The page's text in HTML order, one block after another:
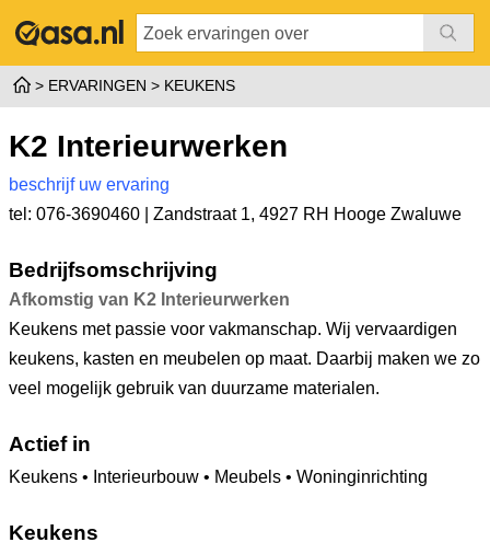
ERVARINGEN KEUKENS
K2 Interieurwerken
beschrijf uw ervaring
tel: 076-3690460 | Zandstraat 1, 4927 RH Hooge Zwaluwe
Bedrijfsomschrijving
Afkomstig van K2 Interieurwerken
Keukens met passie voor vakmanschap. Wij vervaardigen
keukens, kasten en meubelen op maat. Daarbij maken we zo
veel mogelijk gebruik van duurzame materialen.
Actief in
Keukens • Interieurbouw • Meubels • Woninginrichting
Keukens